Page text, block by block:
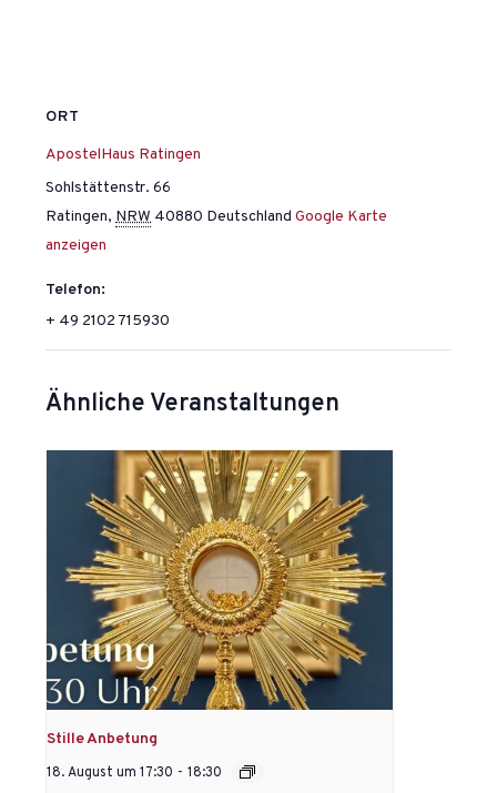
ORT
ApostelHaus Ratingen
Sohlstättenstr. 66
Ratingen, NRW 40880 Deutschland Google Karte
anzeigen
Telefon:
+ 49 2102 715930
Ähnliche Veranstaltungen
Stille Anbetung
18. August um 17:30 - 18:30